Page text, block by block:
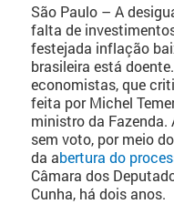
São Paulo – A
falta de
festejada inflação
brasileira está
economistas, que
feita por Michel
ministro da Fazenda.
sem voto, por meio
da abertura do
Câmara dos
Cunha, há dois anos.